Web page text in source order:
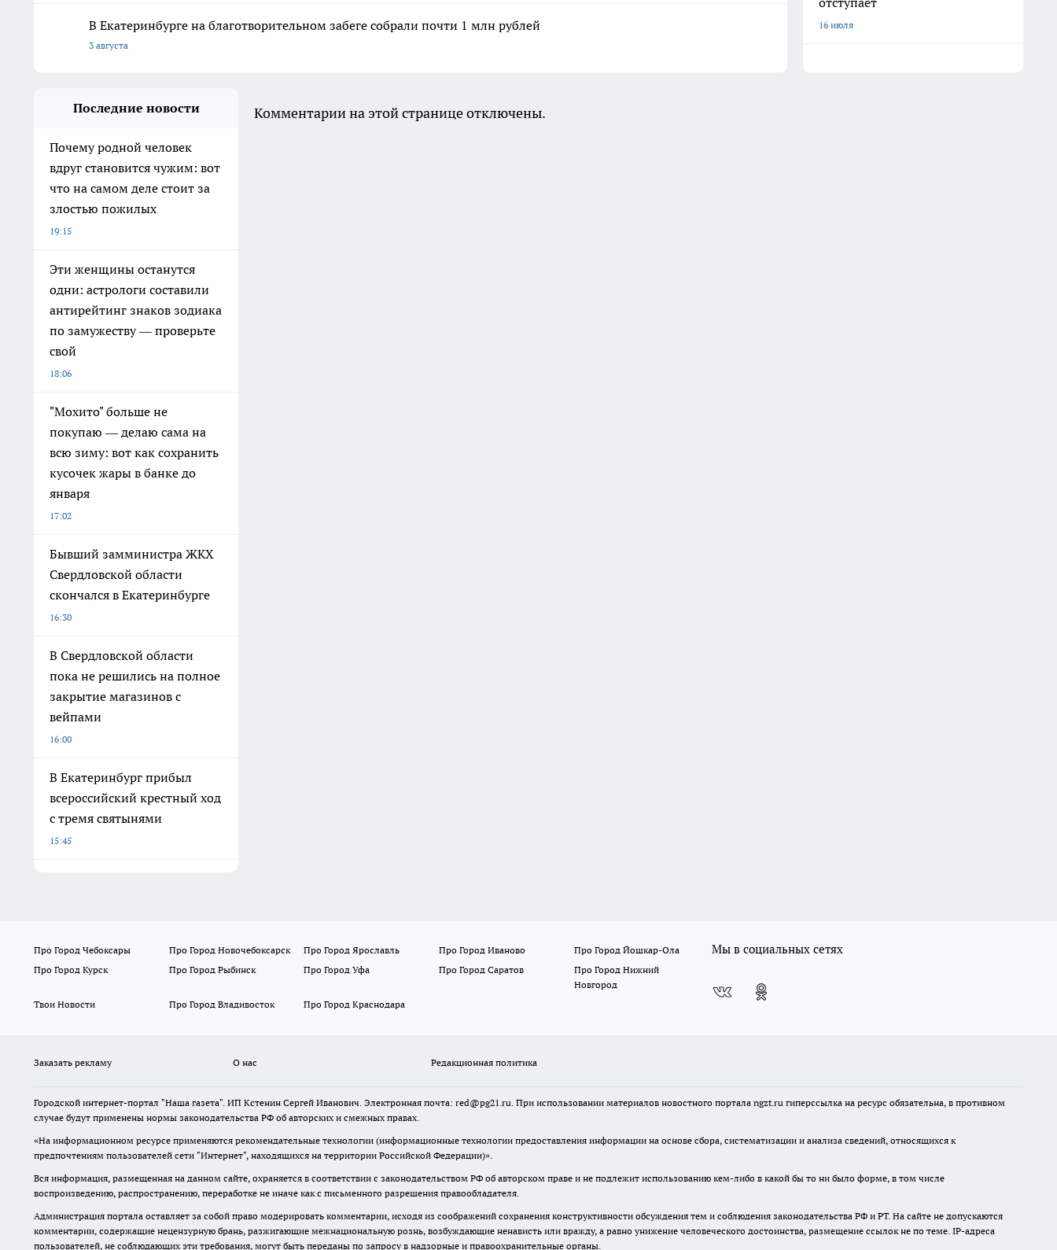
В Екатеринбурге на благотворительном забеге собрали почти 1 млн рублей
3 августа
16 июля
Последние новости
Почему родной человек
вдруг становится чужим: вот
что на самом деле стоит за
злостью пожилых
19:15
Эти женщины останутся
одни: астрологи составили
антирейтинг знаков зодиака
по замужеству — проверьте
свой
18:06
"Мохито" больше не
покупаю — делаю сама на
всю зиму: вот как сохранить
кусочек жары в банке до
января
17:02
Бывший замминистра ЖКХ
Свердловской области
скончался в Екатеринбурге
16:30
В Свердловской области
пока не решились на полное
закрытие магазинов с
вейпами
16:00
В Екатеринбург прибыл
всероссийский крестный ход
с тремя святынями
15:45
Комментарии на этой странице отключены.
Про Город Чебоксары Про Город Новочебоксарск Про Город Ярославль Про Город Иваново
Про Город Йошкар-Ола
Про Город Курск
Про Город Рыбинск Про Город Уфа Про Город Саратов
Про Город Нижний
Новгород
Твои Новости
Про Город Владивосток Про Город Краснодара
Мы в социальных сетях
Заказать рекламу О нас Редакционная политика
Городской интернет-портал "Наша газета". ИП Кстенин Сергей Иванович. Электронная почта: red@pg21.ru. При использовании материалов новостного портала ngzt.ru гиперссылка на ресурс обязательна, в противном
случае будут применены нормы законодательства РФ об авторских и смежных правах.
«На информационном ресурсе применяются рекомендательные технологии (информационные технологии предоставления информации на основе сбора, систематизации и анализа сведений, относящихся к
предпочтениям пользователей сети "Интернет", находящихся на территории Российской Федерации)».
Вся информация, размещенная на данном сайте, охраняется в соответствии с законодательством РФ об авторском праве и не подлежит использованию кем-либо в какой бы то ни было форме, в том числе
воспроизведению, распространению, переработке не иначе как с письменного разрешения правообладателя.
Администрация портала оставляет за собой право модерировать комментарии, исходя из соображений сохранения конструктивности обсуждения тем и соблюдения законодательства РФ и РТ. На сайте не допускаются
комментарии, содержащие нецензурную брань, разжигающие межнациональную рознь, возбуждающие ненависть или вражду, а равно унижение человеческого достоинства, размещение ссылок не по теме. IP-адреса
пользователей, не соблюдающих эти требования, могут быть переданы по запросу в надзорные и правоохранительные органы.